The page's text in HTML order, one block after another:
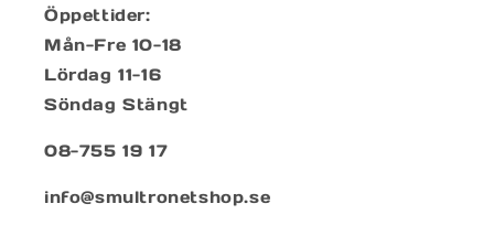
Öppettider:
Mån-Fre 10-18
Lördag 11-16
Söndag Stängt
08-755 19 17
info@smultronetshop.se